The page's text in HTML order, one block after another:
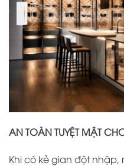
AN TOÀN TUYỆT MẬT
Khi có kẻ gian đột nhập,